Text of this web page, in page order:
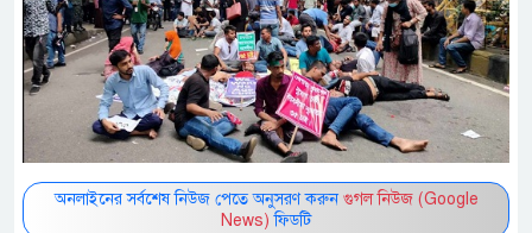
অনলাইনের সর্বশেষ নিউজ পেতে অনুসরণ করুন গুগল নিউজ (Google
News) ফিডটি